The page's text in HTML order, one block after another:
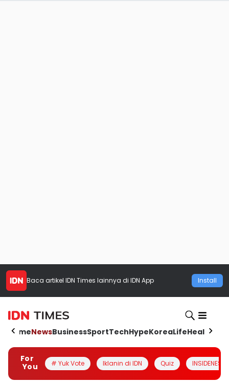
Baca artikel IDN Times lainnya di IDN App Install
HomeNewsBusinessSportTechHypeKoreaLifeHealth
For
You
# Yuk Vote Iklanin di IDN Quiz INSIDENESIA